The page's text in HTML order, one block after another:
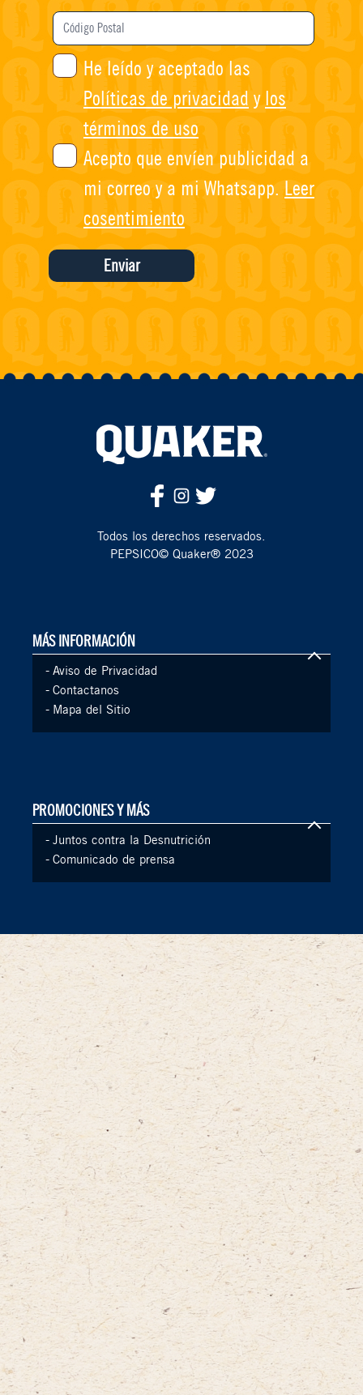
Código
Postal
He leído y aceptado las
Políticas de privacidadylos
términos de uso
Acepto que envíen publicidad a
mi correo y a mi Whatsapp.Leer
cosentimiento
Todos los derechos reservados.
PEPSICO© Quaker® 2023
MÁS INFORMACIÓN
- Aviso de Privacidad
- Contactanos
- Mapa del Sitio
PROMOCIONES Y MÁS
- Juntos contra la Desnutrición
- Comunicado de prensa